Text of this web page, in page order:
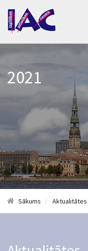
2021
Sākums Aktualitātes